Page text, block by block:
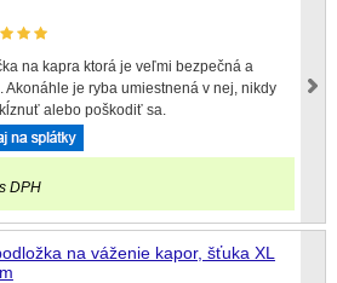
na kapra ktorá je veľmi bezpečná a
Akonáhle je ryba umiestnená v nej, nikdy
alebo poškodiť sa.
s DPH
na váženie kapor, šťuka XL